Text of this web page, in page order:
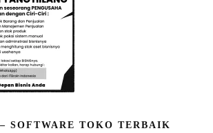
SOFTWARE TOKO TERBAIK